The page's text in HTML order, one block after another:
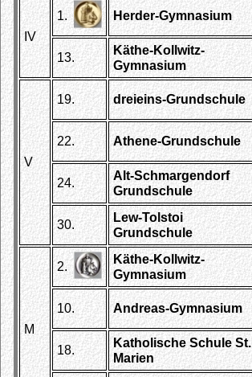
IV
1. Herder-Gymnasium
13.
Käthe-Kollwitz-
Gymnasium
V
19. dreieins-Grundschule
22. Athene-Grundschule
24.
Alt-Schmargendorf
Grundschule
30.
Lew-Tolstoi
Grundschule
M
2.
Käthe-Kollwitz-
Gymnasium
10. Andreas-Gymnasium
18.
Katholische Schule St.
Marien